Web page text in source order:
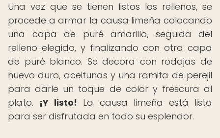
Una vez que se tienen listos los rellenos, se
procede a armar la causa limeña colocando
una capa de puré amarillo, seguida del
relleno elegido, y finalizando con otra capa
de puré blanco. Se decora con rodajas de
huevo duro, aceitunas y una ramita de perejil
para darle un toque de color y frescura al
plato. ¡Y listo! La causa limeña está lista
para ser disfrutada en todo su esplendor.